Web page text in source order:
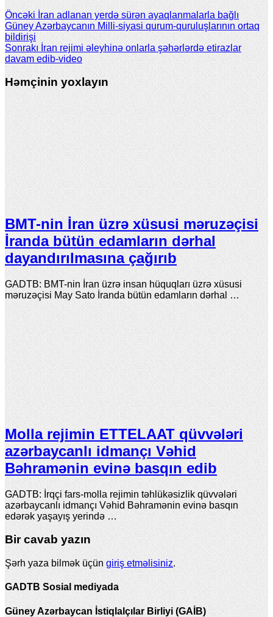
Öncəkiİran adlanan yerdə sürən ayaqlanmalarla bağlı
Güney Azərbaycanın Milli-siyasi qurum-quruluşlarının ortaq
bildirişi
Sonrakıİran rejimi əleyhinə onlarla şəhərlərdə etirazlar
davam edib-video
Həmçinin yoxlayın
BMT-nin İran üzrə xüsusi məruzəçisi
İranda bütün edamların dərhal
dayandırılmasına çağırıb
GADTB: BMT-nin İran üzrə insan hüquqları üzrə xüsusi
məruzəçisi May Sato İranda bütün edamların dərhal …
Molla rejimin ETTELAAT qüvvələri
azərbaycanlı idmançı Vəhid
Bəhramənin evinə basqın edib
GADTB: İrqçi fars-molla rejimin təhlükəsizlik qüvvələri
azərbaycanlı idmançı Vəhid Bəhramənin evinə basqın
edərək yaşayış yerində …
Bir cavab yazın
Şərh yaza bilmək üçün giriş etməlisiniz.
GADTB Sosial mediyada
Güney Azərbaycan İstiqlalçılar Birliyi (GAİB)